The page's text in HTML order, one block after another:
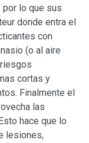
lo que sus
donde entra el
con
(o al aire
cortas y
Finalmente el
las
hace que lo
lesiones,